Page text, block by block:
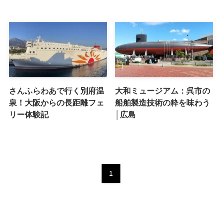
さんふらわあで行く別府温
泉！大阪からの長距離フェ
リー体験記
大和ミュージアム：呉市の
船舶製造技術の粋を味わう
│広島
1